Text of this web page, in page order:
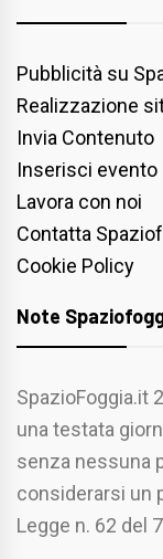
Pubblicità su
Realizzazione
Invia Contenuto
Inserisci evento
Lavora con noi
Contatta
Cookie Policy
Note
SpazioFoggia.it
una testata
senza nessuna
considerarsi un
Legge n. 62 del